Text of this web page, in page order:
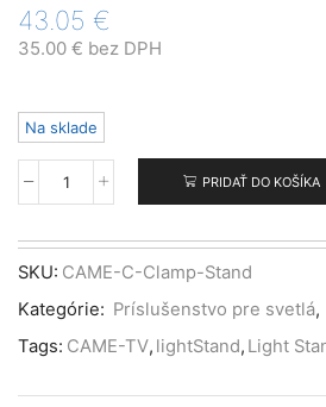
43.05 €
35.00 € bez DPH
Na sklade
množstvo
TV
Heavy
C
Clamp
Stand
PRIDAŤ DO KOŠÍKA
SKU: CAME-C-Clamp-Stand
Kategórie: Príslušenstvo pre svetlá,
Tags: CAME-TV, lightStand, Light